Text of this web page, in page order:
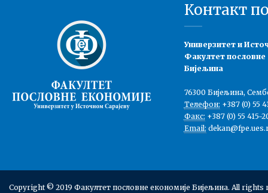
Контакт
Универзитет и
Факултет пословне
Бијељина
76300 Бијељина,
Телефон: +387 (0) 55
Факс: +387 (0) 55 415-
Email:
Copyright © 2019 Факултет пословне економије Бијељина. All rights